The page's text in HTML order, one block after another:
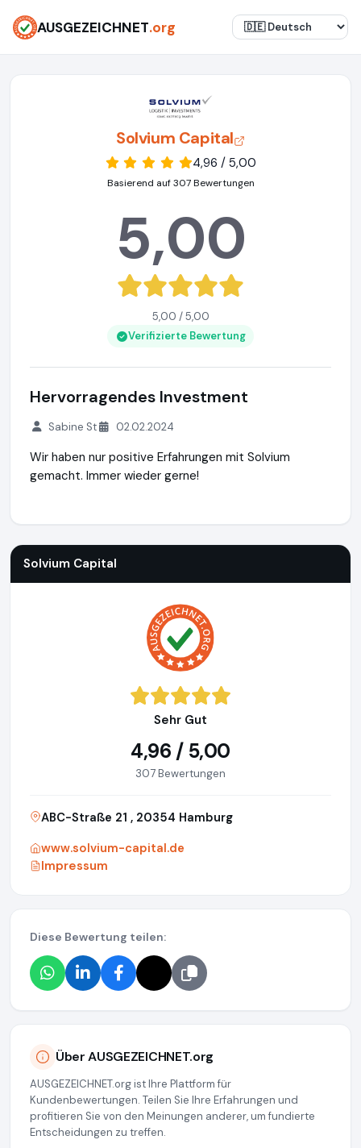
AUSGEZEICHNET.org
Solvium Capital
4,96 / 5,00
Basierend auf 307 Bewertungen
5,00
5,00 / 5,00
Verifizierte Bewertung
Hervorragendes Investment
Sabine St 02.02.2024
Wir haben nur positive Erfahrungen mit Solvium
gemacht. Immer wieder gerne!
Solvium Capital
Sehr Gut
4,96 / 5,00
307 Bewertungen
ABC-Straße 21 , 20354 Hamburg
www.solvium-capital.de
Impressum
Diese Bewertung teilen:
Über AUSGEZEICHNET.org
AUSGEZEICHNET.org ist Ihre Plattform für
Kundenbewertungen. Teilen Sie Ihre Erfahrungen und
profitieren Sie von den Meinungen anderer, um fundierte
Entscheidungen zu treffen.